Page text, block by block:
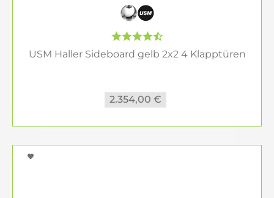
USM Haller Sideboard gelb 2x2 4 Klapptüren
2.354,00 €